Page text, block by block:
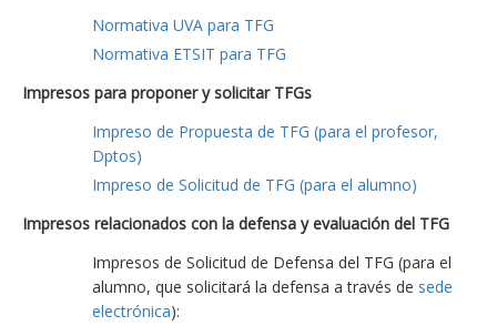
Normativa UVA para TFG
Normativa ETSIT para TFG
Impresos para proponer y solicitar TFGs
Impreso de Propuesta de TFG (para el profesor,
Dptos)
Impreso de Solicitud de TFG (para el alumno)
Impresos relacionados con la defensa y evaluación del TFG
Impresos de Solicitud de Defensa del TFG (para el
alumno, que solicitará la defensa a través de sede
electrónica):